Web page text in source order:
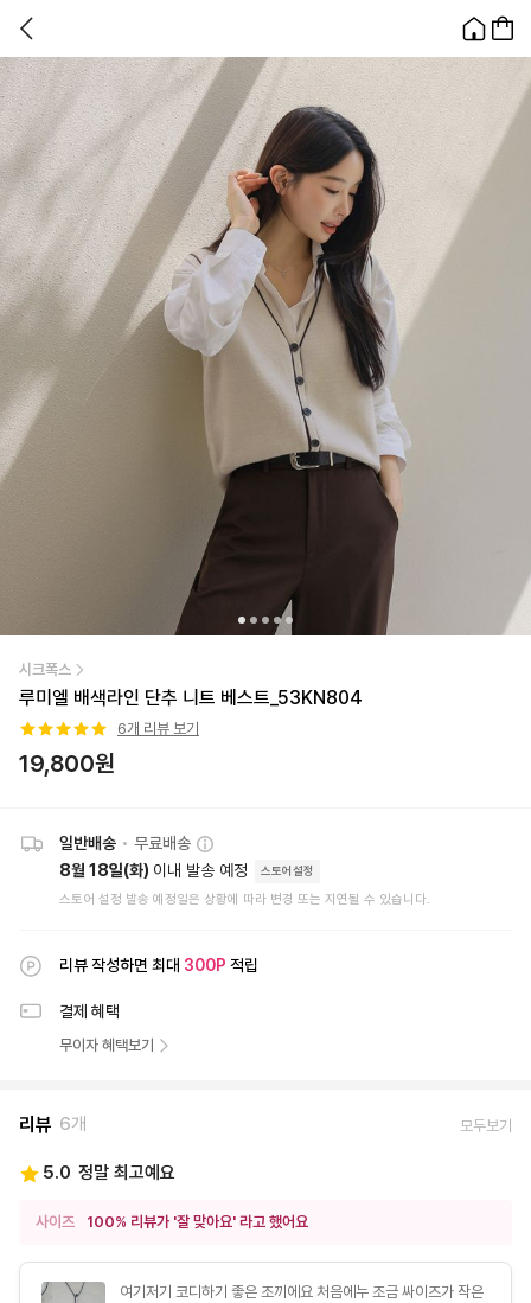
시크폭스
루미엘 배색라인 단추 니트 베스트_53KN804
6개 리뷰 보기
19,800원
일반배송 • 무료배송
8월 18일(화) 이내 발송 예정 스토어설정
스토어 설정 발송 예정일은 상황에 따라 변경 또는 지연될 수 있습니다.
리뷰 작성하면 최대 300P 적립
결제 혜택
무이자 혜택보기
리뷰 6개 모두보기
5.0 정말 최고예요
사이즈 100% 리뷰가 '잘 맞아요' 라고 했어요
여기저기 코디하기 좋은 조끼에요 처음에누 조금 싸이즈가 작은